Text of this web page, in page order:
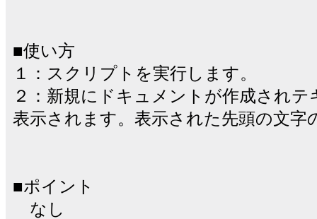
■使い方
１：スクリプトを実行します。
２：新規にドキュメントが作成され
表示されます。表示された先頭の文字
■ポイント
なし